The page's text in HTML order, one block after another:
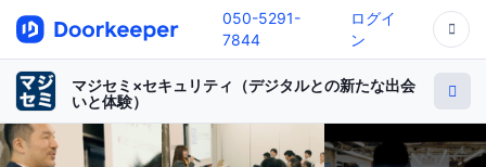
050-5291-
7844
ログイ
ン
マジセミ×セキュリティ（デジタルとの新たな出会
いと体験）